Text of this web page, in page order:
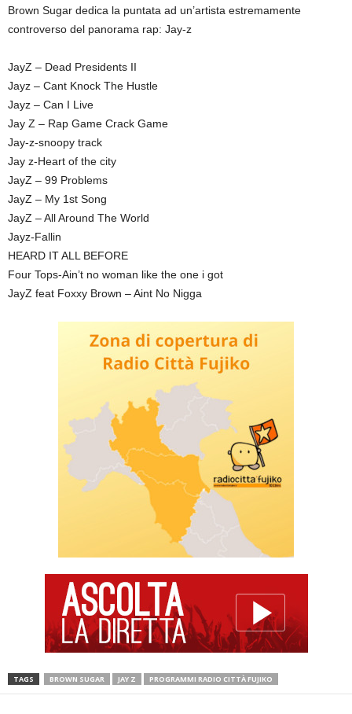
Brown Sugar dedica la puntata ad un’artista estremamente
controverso del panorama rap: Jay-z
JayZ – Dead Presidents II
Jayz – Cant Knock The Hustle
Jayz – Can I Live
Jay Z – Rap Game Crack Game
Jay-z-snoopy track
Jay z-Heart of the city
JayZ – 99 Problems
JayZ – My 1st Song
JayZ – All Around The World
Jayz-Fallin
HEARD IT ALL BEFORE
Four Tops-Ain’t no woman like the one i got
JayZ feat Foxxy Brown – Aint No Nigga
TAGS BROWN SUGAR JAY Z PROGRAMMI RADIO CITTÀ FUJIKO